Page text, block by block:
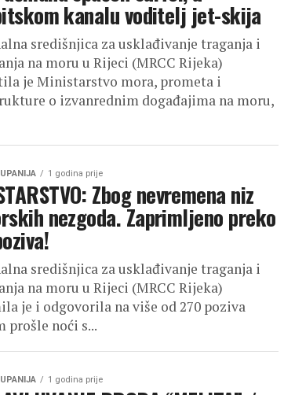
kanalu voditelj jet-skija
središnjica za usklađivanje traganja i
na moru u Rijeci (MRCC Rijeka)
je Ministarstvo mora, prometa i
o izvanrednim događajima na moru,
1 godina prije
Zbog nevremena niz
nezgoda. Zaprimljeno preko
središnjica za usklađivanje traganja i
na moru u Rijeci (MRCC Rijeka)
je i odgovorila na više od 270 poziva
prošle noći s...
1 godina prije